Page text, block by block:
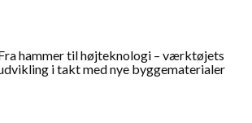
hammer til højteknologi – værktøjets
i takt med nye byggematerialer